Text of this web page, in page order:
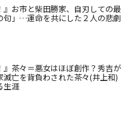
』お市と柴田勝家、自刃しての最
句」…運命を共にした２人の悲劇
』茶々＝悪女はほぼ創作？秀吉が
滅亡を背負わされた茶々(井上和)
生涯